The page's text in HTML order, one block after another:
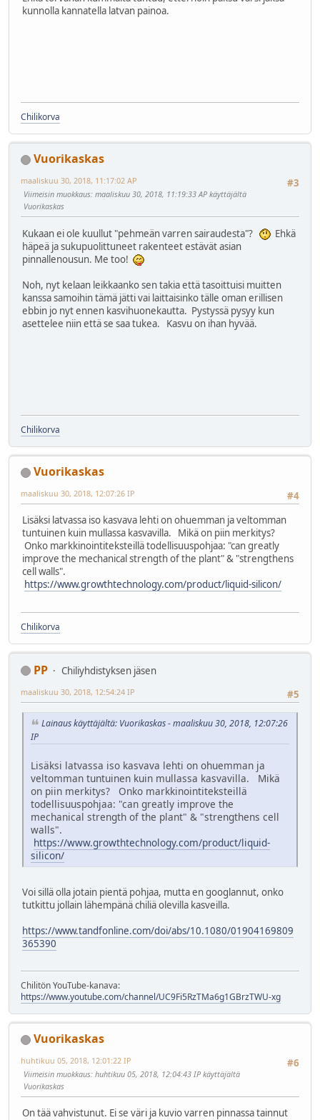
kunnolla kannatella latvan painoa.
Chilikorva
Vuorikaskas
#3
maaliskuu 30, 2018, 11:17:02 AP
Viimeisin muokkaus: maaliskuu 30, 2018, 11:19:33 AP käyttäjältä
Vuorikaskas
Kukaan ei ole kuullut "pehmeän varren sairaudesta"?
Ehkä
häpeä ja sukupuolittuneet rakenteet estävät asian
pinnallenousun. Me too!
Noh, nyt kelaan leikkaanko sen takia että tasoittuisi muitten
kanssa samoihin tämä jätti vai laittaisinko tälle oman erillisen
ebbin jo nyt ennen kasvihuonekautta. Pystyssä pysyy kun
asettelee niin että se saa tukea. Kasvu on ihan hyvää.
Chilikorva
Vuorikaskas
#4
maaliskuu 30, 2018, 12:07:26 IP
Lisäksi latvassa iso kasvava lehti on ohuemman ja veltomman
tuntuinen kuin mullassa kasvavilla. Mikä on piin merkitys?
Onko markkinointiteksteillä todellisuuspohjaa: "can greatly
improve the mechanical strength of the plant" & "strengthens
cell walls".
https://www.growthtechnology.com/product/liquid-silicon/
Chilikorva
PP
Chiliyhdistyksen jäsen
#5
maaliskuu 30, 2018, 12:54:24 IP
Lainaus käyttäjältä: Vuorikaskas - maaliskuu 30, 2018, 12:07:26
IP
Lisäksi latvassa iso kasvava lehti on ohuemman ja
veltomman tuntuinen kuin mullassa kasvavilla. Mikä
on piin merkitys? Onko markkinointiteksteillä
todellisuuspohjaa: "can greatly improve the
mechanical strength of the plant" & "strengthens cell
walls".
https://www.growthtechnology.com/product/liquid-
silicon/
Voi sillä olla jotain pientä pohjaa, mutta en googlannut, onko
tutkittu jollain lähempänä chiliä olevilla kasveilla.
https://www.tandfonline.com/doi/abs/10.1080/01904169809
365390
Chilitön YouTube-kanava:
https://www.youtube.com/channel/UC9Fi5RzTMa6g1GBrzTWU-xg
Vuorikaskas
#6
huhtikuu 05, 2018, 12:01:22 IP
Viimeisin muokkaus: huhtikuu 05, 2018, 12:04:43 IP käyttäjältä
Vuorikaskas
On tää vahvistunut. Ei se väri ja kuvio varren pinnassa tainnut